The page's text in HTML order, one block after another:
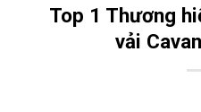
Top 1 Thương
vải